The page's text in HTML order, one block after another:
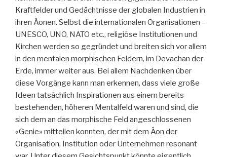
Kraftfelder und Gedächtnisse der globalen Industrien in
ihren Äonen. Selbst die internationalen Organisationen –
UNESCO, UNO, NATO etc., religiöse Institutionen und
Kirchen werden so gegründet und breiten sich vor allem
in den mentalen morphischen Feldern, im Devachan der
Erde, immer weiter aus. Bei allem Nachdenken über
diese Vorgänge kann man erkennen, dass viele große
Ideen tatsächlich Inspirationen aus einem bereits
bestehenden, höheren Mentalfeld waren und sind, die
sich dem an das morphische Feld angeschlossenen
«Genie» mitteilen konnten, der mit dem Äon der
Organisation, Institution oder Unternehmen resonant